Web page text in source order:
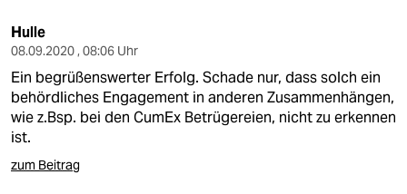
Hulle
08.09.2020 , 08:06 Uhr
Ein begrüßenswerter Erfolg. Schade nur, dass solch ein
behördliches Engagement in anderen Zusammenhängen,
wie z.Bsp. bei den CumEx Betrügereien, nicht zu erkennen
ist.
zum Beitrag